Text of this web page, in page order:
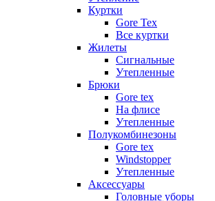
Куртки
Gore Tex
Все куртки
Жилеты
Сигнальные
Утепленные
Брюки
Gore tex
На флисе
Утепленные
Полукомбинезоны
Gore tex
Windstopper
Утепленные
Аксессуары
Головные уборы